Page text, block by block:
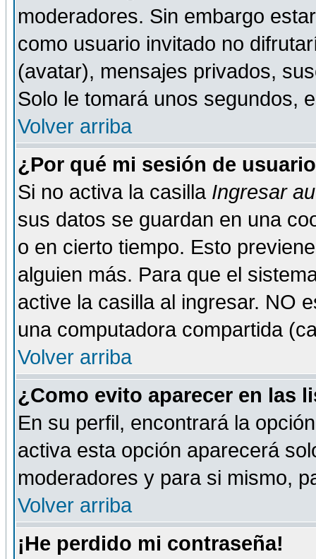
moderadores. Sin embargo
como usuario invitado no
(avatar), mensajes privados,
Solo le tomará unos segundos,
Volver arriba
¿Por qué mi sesión de
Si no activa la casilla Ingresar
sus datos se guardan en una
o en cierto tiempo. Esto
alguien más. Para que el
active la casilla al ingresar. NO
una computadora compartida
Volver arriba
¿Como evito aparecer en las
En su perfil, encontrará la
activa esta opción aparecerá
moderadores y para si mismo,
Volver arriba
¡He perdido mi contraseña!